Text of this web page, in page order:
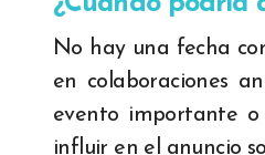
No hay una fecha
en colaboraciones
evento importante o
influir en el anuncio